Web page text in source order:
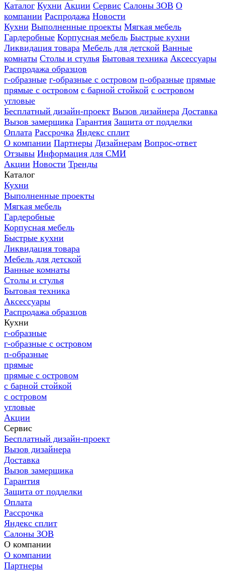
Каталог Кухни Акции Сервис Салоны ЗОВ О
компании Распродажа Новости
Кухни Выполненные проекты Мягкая мебель
Гардеробные Корпусная мебель Быстрые кухни
Ликвидация товара Мебель для детской Ванные
комнаты Столы и стулья Бытовая техника Аксессуары
Распродажа образцов
г-образные г-образные с островом п-образные прямые
прямые с островом с барной стойкой с островом
угловые
Бесплатный дизайн-проект Вызов дизайнера Доставка
Вызов замерщика Гарантия Защита от подделки
Оплата Рассрочка Яндекс сплит
О компании Партнеры Дизайнерам Вопрос-ответ
Отзывы Информация для СМИ
Акции Новости Тренды
Каталог
Кухни
Выполненные проекты
Мягкая мебель
Гардеробные
Корпусная мебель
Быстрые кухни
Ликвидация товара
Мебель для детской
Ванные комнаты
Столы и стулья
Бытовая техника
Аксессуары
Распродажа образцов
Кухни
г-образные
г-образные с островом
п-образные
прямые
прямые с островом
с барной стойкой
с островом
угловые
Акции
Сервис
Бесплатный дизайн-проект
Вызов дизайнера
Доставка
Вызов замерщика
Гарантия
Защита от подделки
Оплата
Рассрочка
Яндекс сплит
Салоны ЗОВ
О компании
О компании
Партнеры